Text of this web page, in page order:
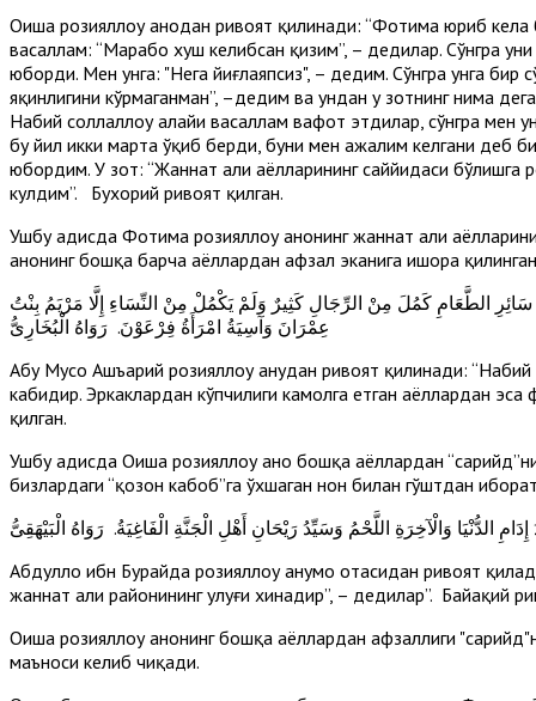
Оиша розияллоҳу анҳодан ривоят қилинади: “Фотима юриб
васаллам: “Марҳабо хуш келибсан қизим”, – дедилар. Сўнгра
юборди. Мен унга: "Нега йиғлаяпсиз", – дедим. Сўнгра унга бир
яқинлигини кўрмаганман”, –дедим ва ундан у зотнинг нима
Набий соллаллоҳу алайҳи васаллам вафот этдилар, сўнгра
бу йил икки марта ўқиб берди, буни мен ажалим келгани деб
юбордим. У зот: “Жаннат аҳли аёлларининг саййидаси
кулдим”. Бухорий ривоят қилган.
Ушбу ҳадисда Фотима розияллоҳу анҳонинг жаннат аҳли
анҳонинг бошқа барча аёллардан афзал эканига ишора
الطَّعَامِ كَمُلَ مِنْ الرِّجَالِ كَثِيرٌ وَلَمْ يَكْمُلْ مِنْ النِّسَاءِ إِلَّا مَرْيَمُ بِنْتُ
عِمْرَانَ وَآسِيَةُ امْرَأَةُ فِرْعَوْنَ. رَوَاهُ الْبُخَارِىُّ
Абу Мусо Ашъарий розияллоҳу анҳудан ривоят қилинади:
кабидир. Эркаклардан кўпчилиги камолга етган аёллардан
қилган.
Ушбу ҳадисда Оиша розияллоҳу анҳо бошқа аёллардан
бизлардаги “қозон кабоб”га ўхшаган нон билан гўштдан
الدُّنْيَا وَالْآخِرَةِ اللَّحْمُ وَسَيِّدُ رَيْحَانِ أَهْلِ الْجَنَّةِ الْفَاغِيَةُ. رَوَاهُ الْبَيْهَقِىُّ
Абдуллоҳ ибн Бурайда розияллоҳу анҳумо отасидан ривоят
жаннат аҳли райҳонининг улуғи хинадир”, – дедилар”. Байҳақий
Оиша розияллоҳу анҳонинг бошқа аёллардан афзаллиги
маъноси келиб чиқади.